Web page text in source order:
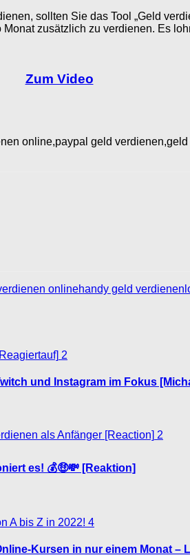
sollten Sie das Tool „Geld
zusätzlich zu verdienen. Es
Zum Video
online,paypal geld
onlinehandy geld verdienen
2
und Instagram im Fokus
2
es! 💰🤑💸 [Reaktion]
4
Kursen in nur einem Monat –